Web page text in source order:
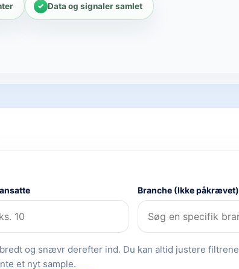
Data og signaler samlet
Branche (Ikke påkrævet)
og snævr derefter ind. Du kan altid justere filtrene
et nyt sample.